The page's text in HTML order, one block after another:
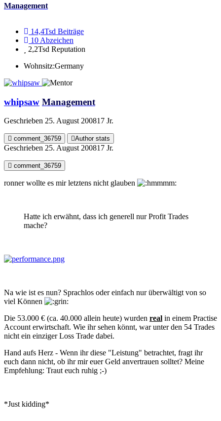
Management
14,4Tsd Beiträge
10 Abzeichen
2,2Tsd Reputation
Wohnsitz:Germany
whipsaw Management
Geschrieben 25. August 200817 Jr.
comment_36759 Author stats
Geschrieben 25. August 200817 Jr.
comment_36759
ronner wollte es mir letztens nicht glauben
Hatte ich erwähnt, dass ich generell nur Profit Trades
mache?
Na wie ist es nun? Sprachlos oder einfach nur überwältigt von so
viel Können
Die 53.000 € (ca. 40.000 allein heute) wurden real in einem Practise
Account erwirtschaft. Wie ihr sehen könnt, war unter den 54 Trades
nicht ein einziger Loss Trade dabei.
Hand aufs Herz - Wenn ihr diese "Leistung" betrachtet, fragt ihr
euch dann nicht, ob ihr mir euer Geld anvertrauen solltet? Meine
Empfehlung: Traut euch ruhig ;-)
*Just kidding*